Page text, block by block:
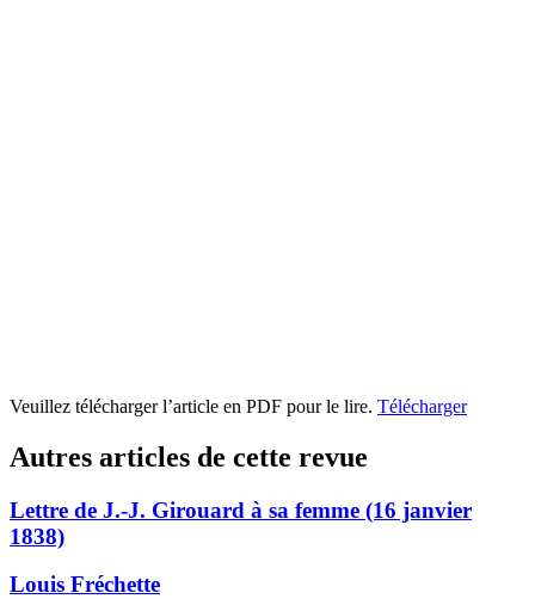
Veuillez télécharger l’article en PDF pour le lire. Télécharger
Autres articles de cette revue
Lettre de J.-J. Girouard à sa femme (16 janvier
1838)
Louis Fréchette